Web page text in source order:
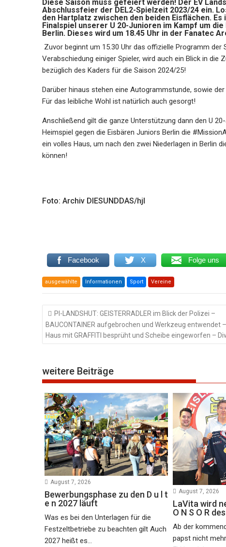
Diese Saison muss gefeiert werden! Der EV
Abschlussfeier der DEL2-Spielzeit 2023/24 ein.
den Hartplatz zwischen den beiden Eisflächen.
Finalspiel unserer U 20-Junioren im Kampf um
Berlin. Dieses wird um 18.45 Uhr in der Fanatec
Zuvor beginnt um 15.30 Uhr das offizielle Programm
Verabschiedung einiger Spieler, wird auch ein Blick in
bezüglich des Kaders für die Saison 2024/25!
Darüber hinaus stehen eine Autogrammstunde, sowie
Für das leibliche Wohl ist natürlich auch gesorgt!
Anschließend gilt die ganze Unterstützung dann den U
Heimspiel gegen die Eisbären Juniors Berlin die
ein volles Haus, um nach den zwei Niederlagen in Berlin
können!
Foto: Archiv DIESUNDDAS/hjl
Facebook X Folge uns
ausgewählte Informationen Sport Vereine
Beitragsnavigation
PI-LANDSHUT: GEISTERRADLER im Blick der Polizei –
BAUCONTAINER aufgebrochen und Werkzeug entwendet –
Haus mit GRAFFITI besprüht und Scheibe eingeworfen –
weitere Beiträge
August 7, 2026
Bewerbungsphase zu den D u l t
e n 2027 läuft
Was es bei den Unterlagen für die
Festzeltbetriebe zu beachten gilt Auch
2027 heißt es...
August 7, 2026
LaVita wird
O N S O R
Ab der
papst nicht